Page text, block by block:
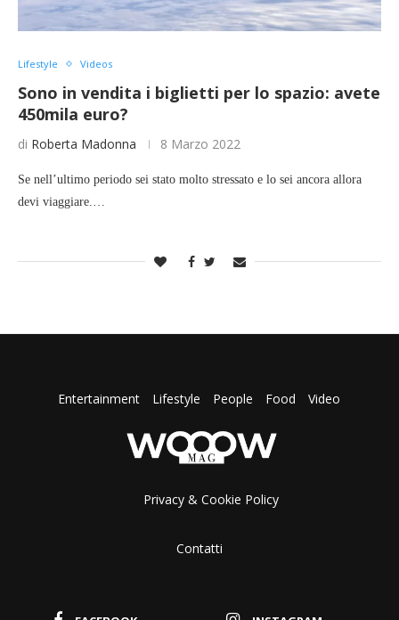
Lifestyle Videos
Sono in vendita i biglietti per lo spazio: avete
450mila euro?
di Roberta Madonna 8 Marzo 2022
Se nell’ultimo periodo sei stato molto stressato e lo sei ancora allora
devi viaggiare.…
Entertainment Lifestyle People Food Video
Privacy & Cookie Policy
Contatti